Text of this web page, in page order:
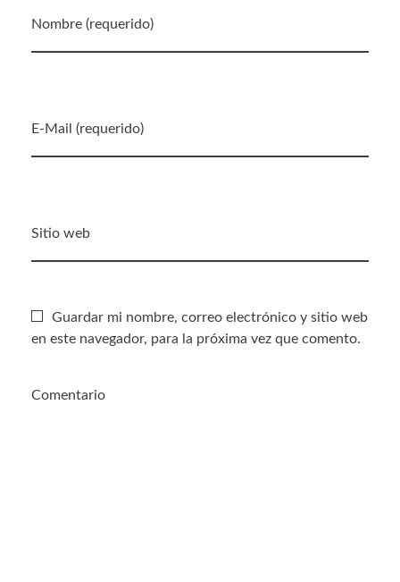
Nombre (requerido)
E-Mail (requerido)
Sitio web
Guardar mi nombre, correo electrónico y sitio web
en este navegador, para la próxima vez que comento.
Comentario